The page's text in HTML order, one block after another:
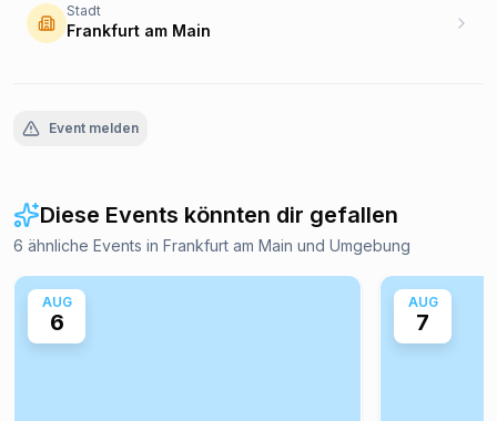
Stadt
Frankfurt am Main
Event melden
Diese Events könnten dir gefallen
6 ähnliche Events in Frankfurt am Main und Umgebung
AUG
6
AUG
7